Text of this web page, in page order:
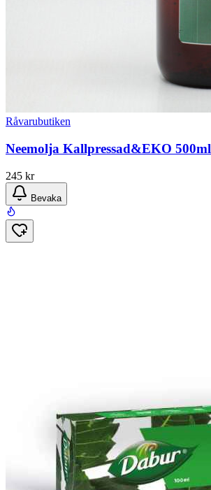
Råvarubutiken
Neemolja Kallpressad&EKO 500ml
245 kr
Bevaka